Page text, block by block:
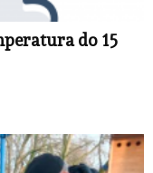
do 15